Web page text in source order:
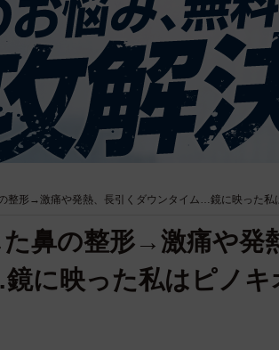
整形→激痛や発熱、長引くダウンタイム…鏡に映った私
鼻の整形→激痛や発
に映った私はピノキ